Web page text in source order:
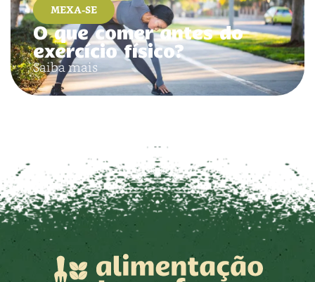
MEXA-SE
O que comer antes do
exercício físico?
Saiba mais